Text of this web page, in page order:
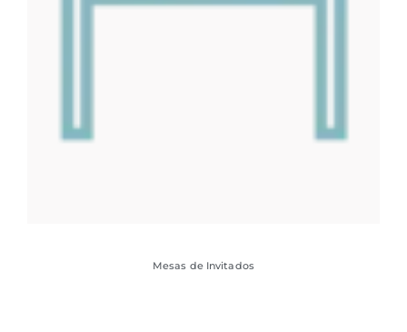
Mesas de Invitados